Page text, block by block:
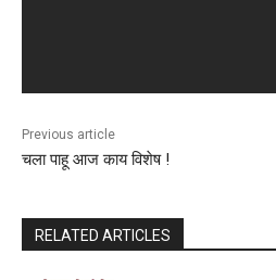
Previous article
चला पाहू आज काय विशेष !
RELATED ARTICLES